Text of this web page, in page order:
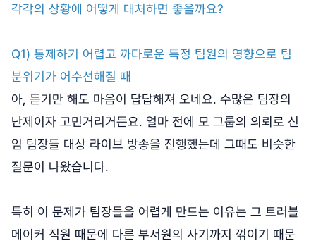
각각의 상황에 어떻게 대처하면 좋을까요?
Q1) 통제하기 어렵고 까다로운 특정 팀원의 영향으로 팀
분위기가 어수선해질 때
아, 듣기만 해도 마음이 답답해져 오네요. 수많은 팀장의
난제이자 고민거리거든요. 얼마 전에 모 그룹의 의뢰로 신
임 팀장들 대상 라이브 방송을 진행했는데 그때도 비슷한
질문이 나왔습니다.
특히 이 문제가 팀장들을 어렵게 만드는 이유는 그 트러블
메이커 직원 때문에 다른 부서원의 사기까지 꺾이기 때문